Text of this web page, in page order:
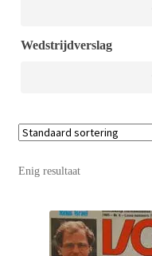
Wedstrijdverslag
Enig resultaat